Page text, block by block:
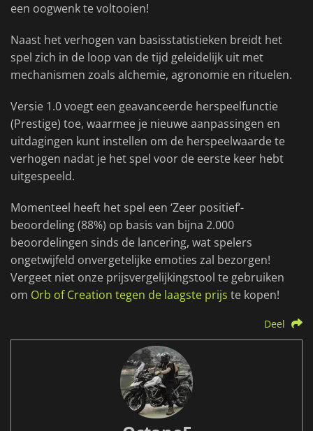
een oogwenk te voltooien!
Naast het verhogen van basisstatistieken breidt het
spel zich in de loop van de tijd geleidelijk uit met
mechanismen zoals alchemie, agronomie en rituelen.
Versie 1.0 voegt een geavanceerde herspeelfunctie
(Prestige) toe, waarmee je nieuwe aanpassingen en
uitdagingen kunt instellen om de herspeelwaarde te
verhogen nadat je het spel voor de eerste keer hebt
uitgespeeld.
Momenteel heeft het spel een ‘Zeer positief’-
beoordeling (88%) op basis van bijna 2.000
beoordelingen sinds de lancering, wat spelers
ongetwijfeld onvergetelijke emoties zal bezorgen!
Vergeet niet onze prijsvergelijkingstool te gebruiken
om Orb of Creation tegen de laagste prijs te kopen!
Deel